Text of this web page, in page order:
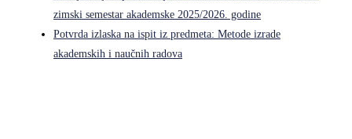
zimski semestar akademske 2025/2026. godine
Potvrda izlaska na ispit iz predmeta: Metode izrade
akademskih i naučnih radova